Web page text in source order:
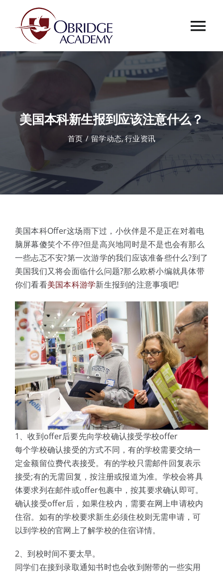
首页
欧桥介绍
课程中心
合作伙伴
体验中心
美国本科新生报到应该注意什么？
首页 留学动态 行业资讯
美国本科Offer这场雨下过，小伙伴是不是正在对着电
脑屏幕傻笑个不停?但是高兴地同时是不是也会有那么
一些忐忑不安?第一次游学的我们应该准备些什么?到了
美国我们又将会面临什么问题?那么欧桥小编就具体带
你们看看美国本科游学新生报到的注意事项吧!
1、收到offer后要先向学校确认接受学校offer
每个学校确认接受的方式不同，有的学校需要交纳一
定金额留位费代表接受。有的学校只需邮件回复表示
接受;有的无需回复，按注册或报道为准。学校会将具
体要求列在邮件或offer包裹中，按其要求确认即可。
确认接受offer后，如果住校内，需要在网上申请校内
住宿。如有的学校要求新生必须住校则无需申请，可
以到学校的官网上了解学校的住宿详情。
2、到校时间不要太早。
同学们在接到录取通知书时也会收到附带的一些实用